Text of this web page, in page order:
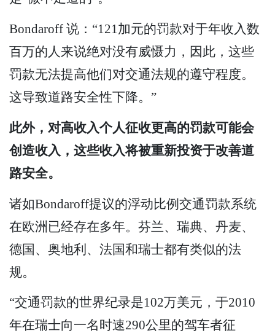
Bondaroff 说：“121加元的罚款对于年收入数
百万的人来说绝对没有威慑力，因此，这些
罚款无法提高他们对交通法规的遵守程度。
这导致道路安全性下降。”
此外，对高收入个人征收更高的罚款可能会
创造收入，这些收入将被重新投资于改善道
路安全。
诸如Bondaroff提议的浮动比例交通罚款系统
在欧洲已经存在多年。芬兰、瑞典、丹麦、
德国、奥地利、法国和瑞士都有类似的法
规。
“交通罚款的世界纪录是102万美元，于2010
年在瑞士向一名时速290公里的驾车者征